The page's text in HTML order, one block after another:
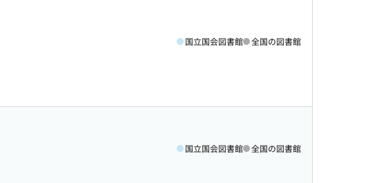
国立国会図書館 全国の図書館
国立国会図書館 全国の図書館